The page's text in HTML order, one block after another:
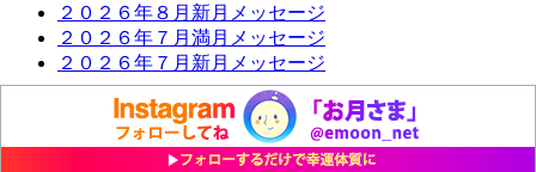
２０２６年８月新月メッセージ
２０２６年７月満月メッセージ
２０２６年７月新月メッセージ
新月と願い事の基本知識
【2026年完全版】ボイドタイムカレンダー
新月の願い事の書き方